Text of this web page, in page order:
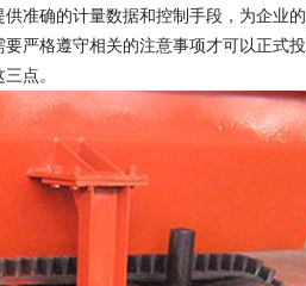
准确的计量数据和控制手段，为企业
严格遵守相关的注意事项才可以正式
点。